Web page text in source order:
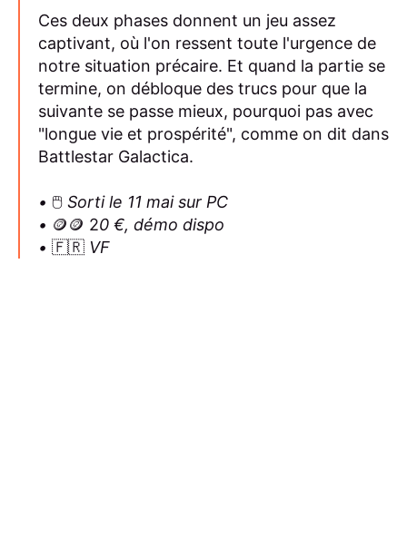
Ces deux phases donnent un jeu assez
captivant, où l'on ressent toute l'urgence de
notre situation précaire. Et quand la partie se
termine, on débloque des trucs pour que la
suivante se passe mieux, pourquoi pas avec
"longue vie et prospérité", comme on dit dans
Battlestar Galactica.
• 🖱️ Sorti le 11 mai sur PC
• 🪙🪙 20 €, démo dispo
• 🇫🇷 VF